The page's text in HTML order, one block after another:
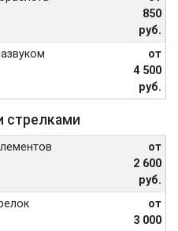
850
руб.
от
4 500
руб.
стрелками
от
2 600
руб.
от
3 000